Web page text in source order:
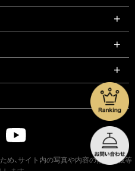
め、サイト内の写真や内容の無断転載等
ます。